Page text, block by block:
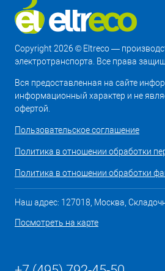
Copyright 2026 © Eltreco —
электротранспорта. Все права
Вся предоставленная на сайте
информационный характер и не
офертой.
Пользовательское соглашение
Политика в отношении обработки
Политика в отношении обработки
Наш адрес: 127018, Москва,
Посмотреть на карте